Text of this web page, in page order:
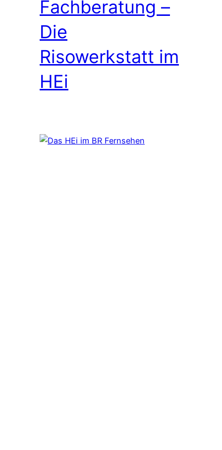
Fachberatung –
Die
Risowerkstatt im
HEi